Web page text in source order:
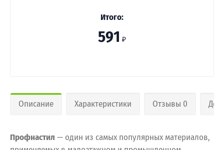
Итого:
591 ₽
Описание Характеристики Отзывы 0
Профнастил — один из самых популярных материалов,